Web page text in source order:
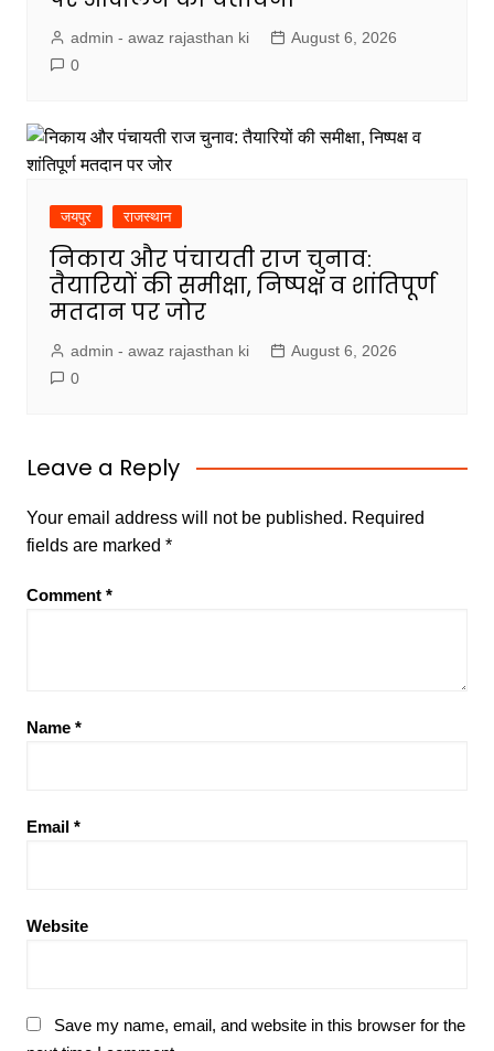
admin - awaz rajasthan ki
August 6, 2026
0
जयपुर राजस्थान
निकाय और पंचायती राज चुनाव:
तैयारियों की समीक्षा, निष्पक्ष व शांतिपूर्ण
मतदान पर जोर
admin - awaz rajasthan ki
August 6, 2026
0
Leave a Reply
Your email address will not be published. Required
fields are marked *
Comment *
Name *
Email *
Website
Save my name, email, and website in this browser for the